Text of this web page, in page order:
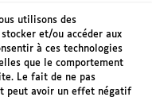
utilisons des
et/ou accéder aux
à ces technologies
que le comportement
Le fait de ne pas
peut avoir un effet négatif